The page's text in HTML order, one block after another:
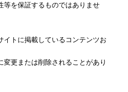
等を保証するものではありませ
イトに掲載しているコンテンツお
変更または削除されることがあり